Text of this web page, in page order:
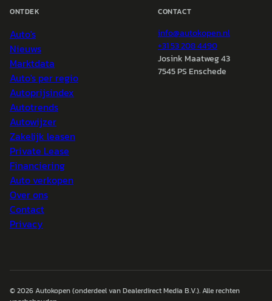
ONTDEK
Auto's
Nieuws
Marktdata
Auto's per regio
Autoprijsindex
Autotrends
Autowijzer
Zakelijk leasen
Private Lease
Financiering
Auto verkopen
Over ons
Contact
Privacy
CONTACT
info@autokopen.nl
+31 53 208 4490
Josink Maatweg 43
7545 PS Enschede
© 2026Autokopen(onderdeel van Dealerdirect Media B.V.). Alle rechten